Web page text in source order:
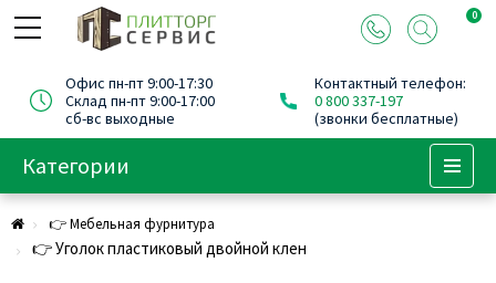
0
Офис пн-пт 9:00-17:30
Склад пн-пт 9:00-17:00
сб-вс выходные
Контактный телефон:
0 800 337-197
(звонки бесплатные)
Категории
👉 Мебельная фурнитура
👉 Уголок пластиковый двойной клен